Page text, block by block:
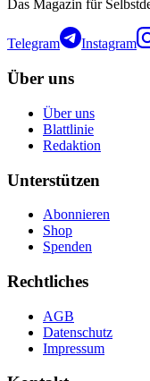
Das Magazin für
Telegram Instagram
Über uns
Über uns
Blattlinie
Redaktion
Unterstützen
Abonnieren
Shop
Spenden
Rechtliches
AGB
Datenschutz
Impressum